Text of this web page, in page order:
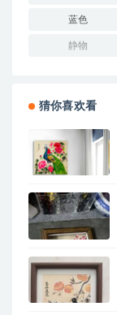
蓝色
静物
猜你喜欢看